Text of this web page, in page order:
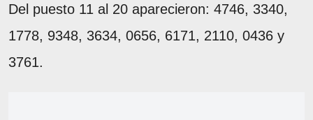
Del puesto 11 al 20 aparecieron: 4746, 3340,
1778, 9348, 3634, 0656, 6171, 2110, 0436 y
3761.